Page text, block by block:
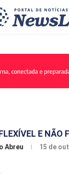
E NÃO
Abreu 15 de